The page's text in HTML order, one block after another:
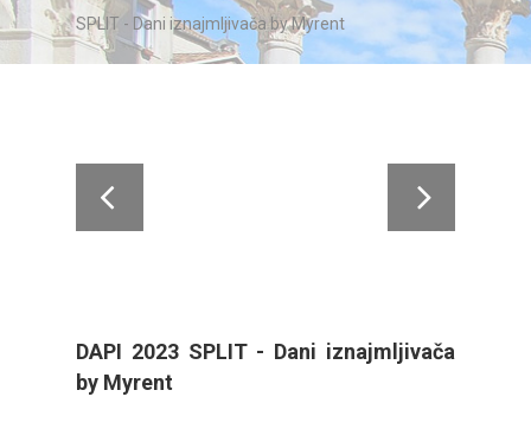
SPLIT - Dani iznajmljivača by Myrent
DAPI 2023 SPLIT - Dani iznajmljivača
by Myrent